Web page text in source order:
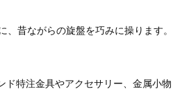
、昔ながらの旋盤を巧みに操ります。
特注金具やアクセサリー、金属小物